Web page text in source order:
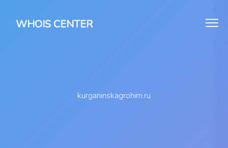
WHOIS CENTER
kurganinskagrohim.ru